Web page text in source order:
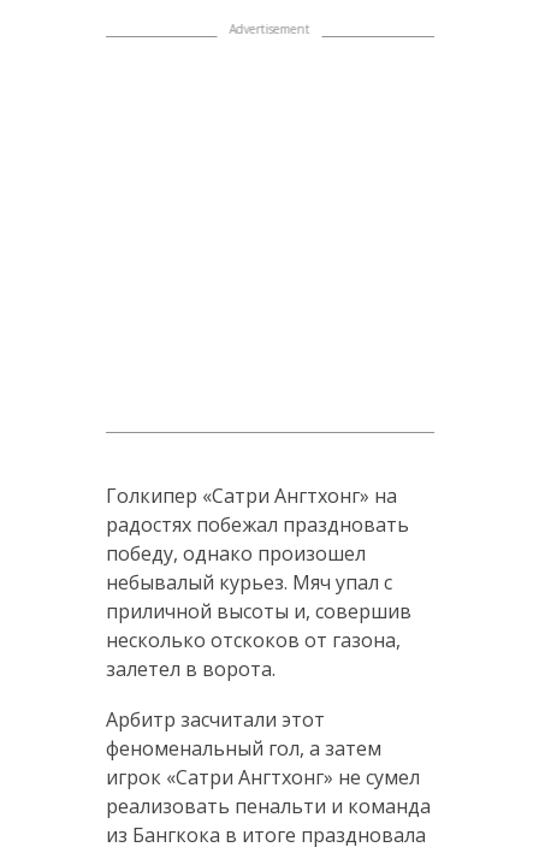
Голкипер «Сатри Ангтхонг» на
радостях побежал праздновать
победу, однако произошел
небывалый курьез. Мяч упал с
приличной высоты и, совершив
несколько отскоков от газона,
залетел в ворота.
Арбитр засчитали этот
феноменальный гол, а затем
игрок «Сатри Ангтхонг» не сумел
реализовать пенальти и команда
из Бангкока в итоге праздновала